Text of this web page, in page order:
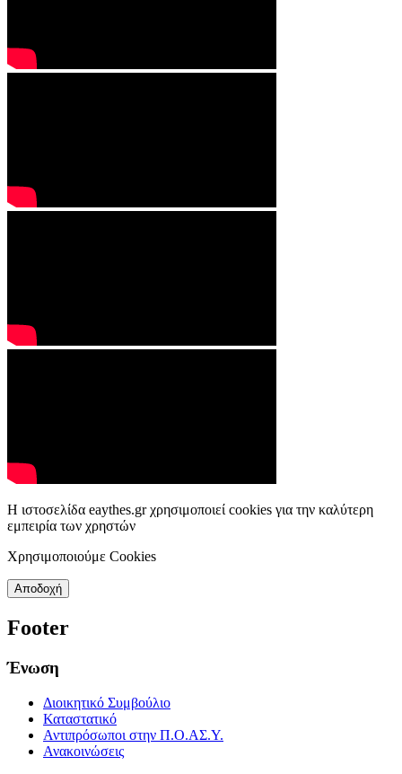
Η ιστοσελίδα eaythes.gr χρησιμοποιεί cookies για την καλύτερη
εμπειρία των χρηστών
Χρησιμοποιούμε Cookies
Αποδοχή
Footer
Ένωση
Διοικητικό Συμβούλιο
Καταστατικό
Αντιπρόσωποι στην Π.Ο.ΑΣ.Υ.
Ανακοινώσεις